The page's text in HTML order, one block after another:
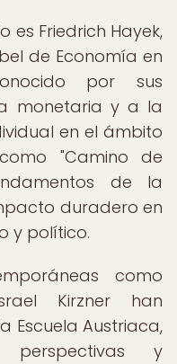
Friedrich Hayek,
de Economía en
por sus
monetaria y a la
en el ámbito
"Camino de
de la
duradero en
y político.
como
Kirzner han
Escuela Austriaca,
perspectivas y